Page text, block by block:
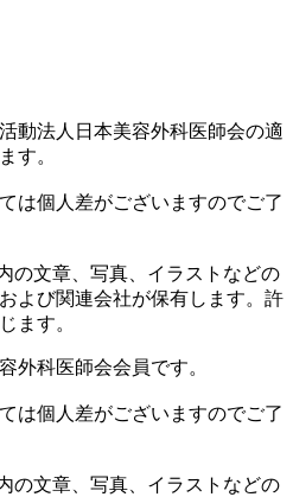
動法人日本美容外科医師会の適
す。
は個人差がございますのでご了
の文章、写真、イラストなどの
よび関連会社が保有します。許
ます。
外科医師会会員です。
は個人差がございますのでご了
の文章、写真、イラストなどの